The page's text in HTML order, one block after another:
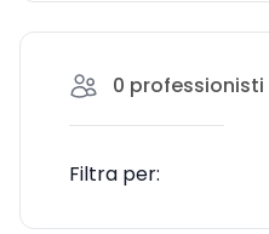
0 professionisti
Filtra per: